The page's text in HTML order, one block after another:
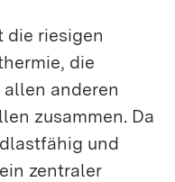
die riesigen
die
anderen
zusammen. Da
und
zentraler